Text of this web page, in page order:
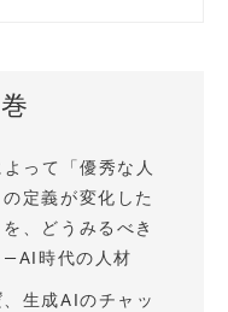
って「優秀な人
定義が変化した
、どうみるべき
時代の人材
、生成AIのチャッ